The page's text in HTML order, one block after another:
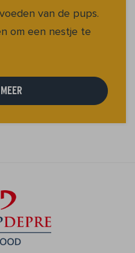
van de pups.
om een nestje te